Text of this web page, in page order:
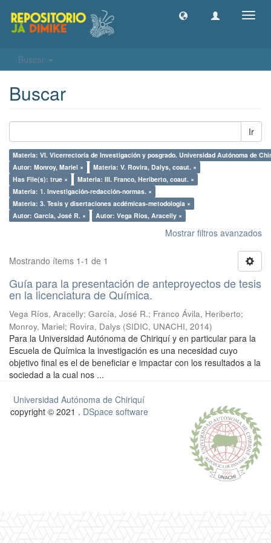
Buscar
Buscar
Ir
Materia: VI. Vicerrectoría de Investigación y posgrado. Universidad Autónoma de
Autor: Monroy, Mariel ×
Materia: V. Rovira, Dalys, coaut. ×
Has File(s): true ×
Materia: III. Franco, Heriberto, coaut. ×
Materia: 1. Investigación-redacción-normas. ×
Materia: 3. Tesis y disertaciones acdémicas-metodología ×
Autor: García, José R. ×
Autor: Vega Ríos, Aracelly ×
Mostrar filtros avanzados
Mostrando ítems 1-1 de 1
Guía para la presentación de anteproyectos de tesis
en la licenciatura de Química.
Vega Ríos, Aracelly; García, José R.; Franco Ávila, Heriberto;
Monroy, Mariel; Rovira, Dalys (SIDIC, UNACHI, 2014)
Para la Universidad Autónoma de Chiriquí y en particular para la
Escuela de Química la investigación es una necesidad cuyo
objetivo final es el de beneficiar e impactar con los resultados a la
sociedad a la cual nos ...
Universidad Autónoma de Chiriquí
copyright © 2021 . DSpace software